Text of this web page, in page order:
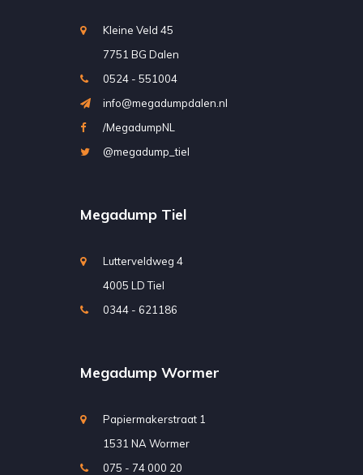
Kleine Veld 45
7751 BG Dalen
0524 - 551004
info@megadumpdalen.nl
/MegadumpNL
@megadump_tiel
Megadump Tiel
Lutterveldweg 4
4005 LD Tiel
0344 - 621186
Megadump Wormer
Papiermakerstraat 1
1531 NA Wormer
075 - 74 000 20